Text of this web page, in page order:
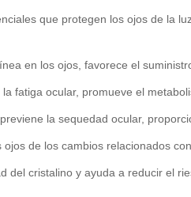
que protegen los ojos de la
en los ojos, favorece el
fatiga ocular, promueve el
la sequedad ocular,
de los cambios relacionados
del cristalino y ayuda a reducir el